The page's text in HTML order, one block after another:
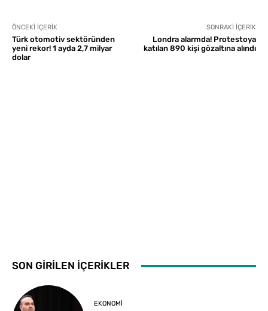
ÖNCEKI İÇERIK
Türk otomotiv sektöründen
yeni rekor! 1 ayda 2,7 milyar
dolar
SONRAKI İÇERIK
Londra alarmda! Protestoya
katılan 890 kişi gözaltına alındı
SON GİRİLEN İÇERİKLER
EKONOMI